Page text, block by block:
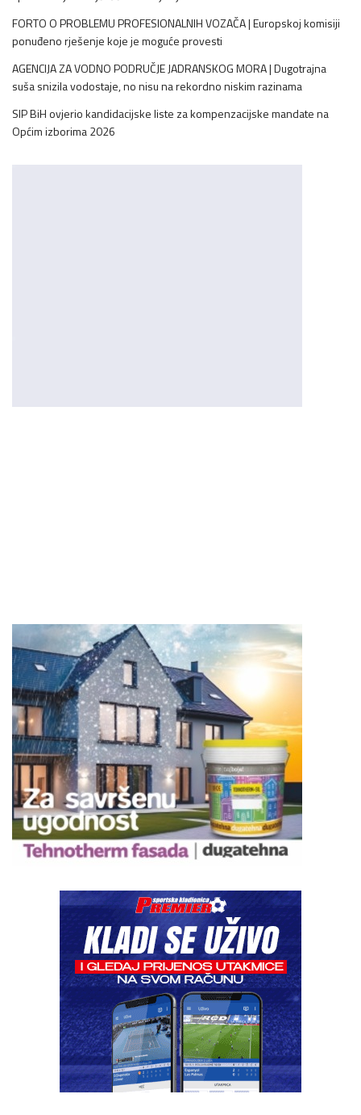
FORTO O PROBLEMU PROFESIONALNIH VOZAČA | Europskoj komisiji
ponuđeno rješenje koje je moguće provesti
AGENCIJA ZA VODNO PODRUČJE JADRANSKOG MORA | Dugotrajna
suša snizila vodostaje, no nisu na rekordno niskim razinama
SIP BiH ovjerio kandidacijske liste za kompenzacijske mandate na
Općim izborima 2026